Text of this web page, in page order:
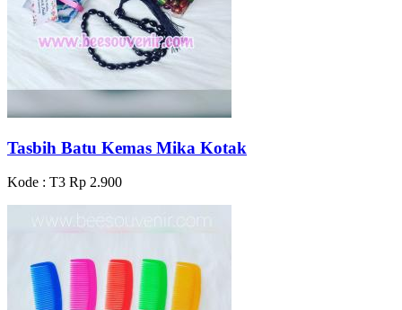
Tasbih Batu Kemas Mika Kotak
Kode : T3 Rp 2.900